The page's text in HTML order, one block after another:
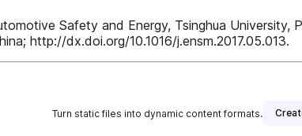
Safety and Energy, Tsinghua
http://dx.doi.org/10.1016/j.ensm.2017.05.013.
Turn static files into dynamic content formats.